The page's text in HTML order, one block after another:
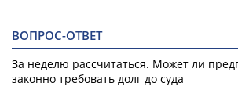
ВОПРОС-ОТВЕТ
За неделю рассчитаться. Может ли
законно требовать долг до суда